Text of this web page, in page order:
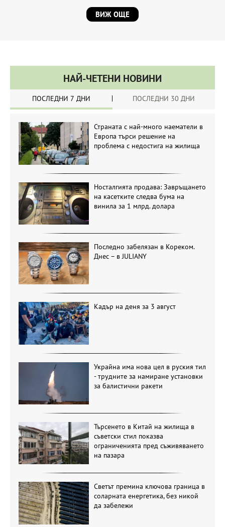
ВИЖ ОЩЕ
НАЙ-ЧЕТЕНИ НОВИНИ
ПОСЛЕДНИ 7 ДНИ ПОСЛЕДНИ 30 ДНИ
Страната с най-много наематели в
Европа търси решение на
проблема с недостига на жилища
Носталгията продава: Завръщането
на касетките следва бума на
винила за 1 млрд. долара
Последно забелязан в Кореком.
Днес – в JULIANY
Кадър на деня за 3 август
Украйна има нова цел в руския тил
- трудните за намиране установки
за балистични ракети
Търсенето в Китай на жилища в
съветски стил показва
ограниченията пред съживяването
на пазара
Светът премина ключова граница в
соларната енергетика, без никой
да забележи